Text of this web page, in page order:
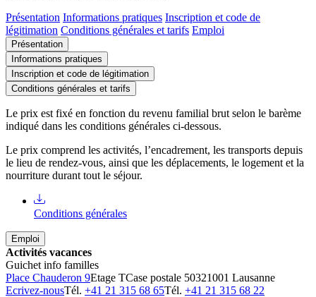
Présentation Informations pratiques Inscription et code de
légitimation Conditions générales et tarifs Emploi
Présentation
Informations pratiques
Inscription et code de légitimation
Conditions générales et tarifs
Le prix est fixé en fonction du revenu familial brut selon le barème
indiqué dans les conditions générales ci-dessous.
Le prix comprend les activités, l’encadrement, les transports depuis
le lieu de rendez-vous, ainsi que les déplacements, le logement et la
nourriture durant tout le séjour.
Conditions générales
Emploi
Activités vacances
Guichet info familles
Place Chauderon 9Etage TCase postale 50321001 Lausanne
Ecrivez-nousTél. +41 21 315 68 65Tél. +41 21 315 68 22